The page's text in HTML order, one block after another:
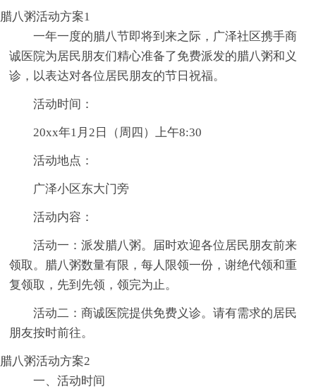
腊八粥活动方案1
一年一度的腊八节即将到来之际，广泽社区携手商
诚医院为居民朋友们精心准备了免费派发的腊八粥和义
诊，以表达对各位居民朋友的节日祝福。
活动时间：
20xx年1月2日（周四）上午8:30
活动地点：
广泽小区东大门旁
活动内容：
活动一：派发腊八粥。届时欢迎各位居民朋友前来
领取。腊八粥数量有限，每人限领一份，谢绝代领和重
复领取，先到先领，领完为止。
活动二：商诚医院提供免费义诊。请有需求的居民
朋友按时前往。
腊八粥活动方案2
一、活动时间